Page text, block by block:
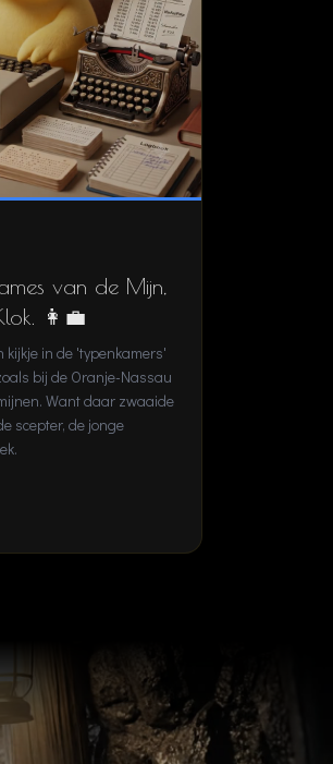
van de Mijn,
👩‍💼
in de 'typenkamers'
bij de Oranje-Nassau
Want daar zwaaide
scepter, de jonge